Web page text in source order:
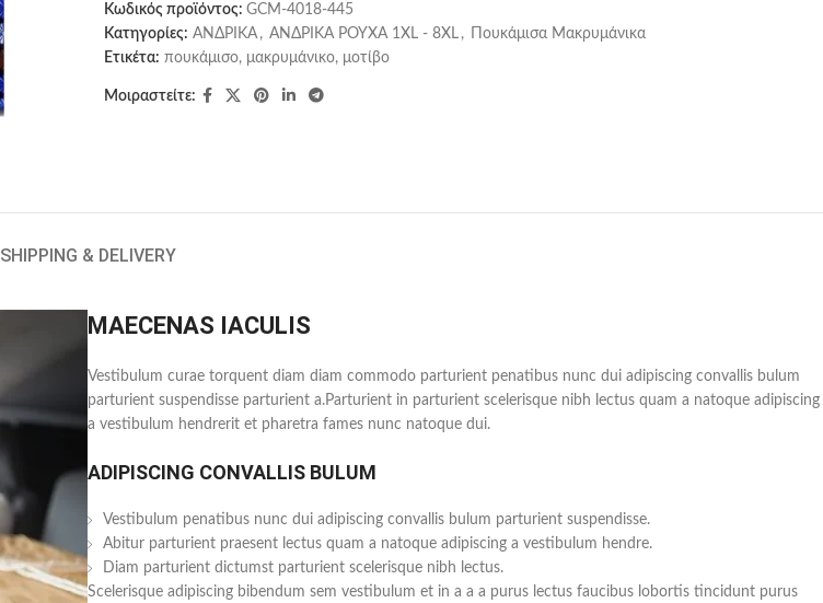
Κωδικός προϊόντος: GCM-4018-445
Κατηγορίες: ΑΝΔΡΙΚΑ , ΑΝΔΡΙΚΑ ΡΟΥΧΑ 1XL - 8XL ,
Πουκάμισα Μακρυμάνικα
Ετικέτα: πουκάμισο, μακρυμάνικο, μοτίβο
Μοιραστείτε:
SHIPPING & DELIVERY
MAECENAS IACULIS
Vestibulum curae torquent diam diam commodo parturient penatibus nunc dui adipiscing convallis bulum
parturient suspendisse parturient a.Parturient in parturient scelerisque nibh lectus quam a natoque adipiscing
a vestibulum hendrerit et pharetra fames nunc natoque dui.
ADIPISCING CONVALLIS BULUM
Vestibulum penatibus nunc dui adipiscing convallis bulum parturient suspendisse.
Abitur parturient praesent lectus quam a natoque adipiscing a vestibulum hendre.
Diam parturient dictumst parturient scelerisque nibh lectus.
Scelerisque adipiscing bibendum sem vestibulum et in a a a purus lectus faucibus lobortis tincidunt purus